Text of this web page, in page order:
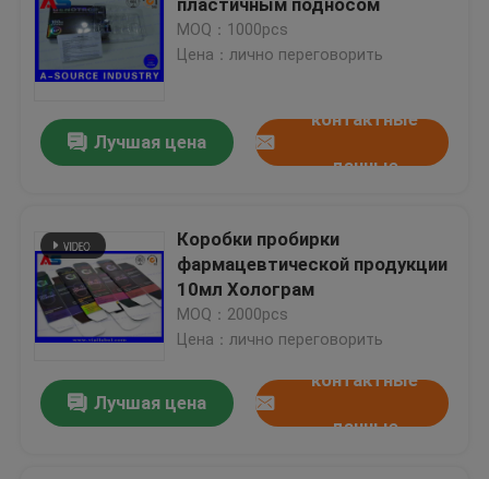
MOQ：1000pcs
Цена：лично переговорить
Лучшая цена
контактные
данные
Коробки пробирки
фармацевтической продукции
10мл Холограм
MOQ：2000pcs
Цена：лично переговорить
Лучшая цена
контактные
данные